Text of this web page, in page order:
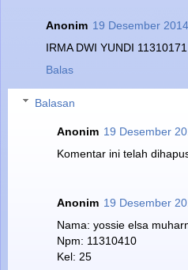
Anonim 19 Desember
IRMA DWI YUNDI 11310171
Balas
Balasan
Anonim 19 Desember
Komentar ini telah
Anonim 19 Desember
Nama: yossie elsa
Npm: 11310410
Kel: 25